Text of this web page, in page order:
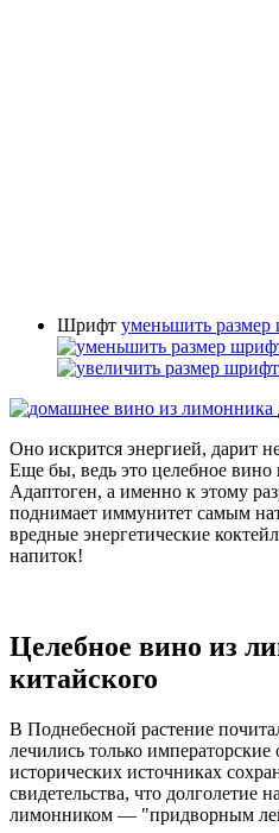
Шрифт уменьшить размер
Оно искрится энергией, дарит
Еще бы, ведь это целебное вино
Адаптоген, а именно к этому
поднимает иммунитет самым
вредные энергетические
напиток!
Целебное вино из
китайского
В Поднебесной растение
лечились только
исторических источниках
свидетельства, что долголетие
лимонником — "придворным